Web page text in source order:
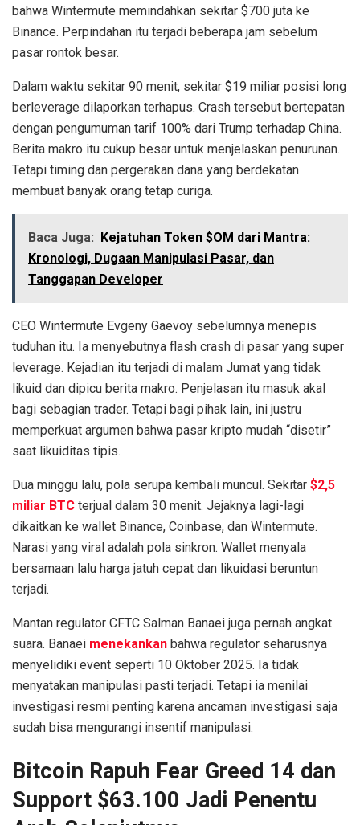
bahwa Wintermute memindahkan sekitar $700 juta ke
Binance. Perpindahan itu terjadi beberapa jam sebelum
pasar rontok besar.
Dalam waktu sekitar 90 menit, sekitar $19 miliar posisi long
berleverage dilaporkan terhapus. Crash tersebut bertepatan
dengan pengumuman tarif 100% dari Trump terhadap China.
Berita makro itu cukup besar untuk menjelaskan penurunan.
Tetapi timing dan pergerakan dana yang berdekatan
membuat banyak orang tetap curiga.
Baca Juga:
Kejatuhan Token $OM dari Mantra:
Kronologi, Dugaan Manipulasi Pasar, dan
Tanggapan Developer
CEO Wintermute Evgeny Gaevoy sebelumnya menepis
tuduhan itu. Ia menyebutnya flash crash di pasar yang super
leverage. Kejadian itu terjadi di malam Jumat yang tidak
likuid dan dipicu berita makro. Penjelasan itu masuk akal
bagi sebagian trader. Tetapi bagi pihak lain, ini justru
memperkuat argumen bahwa pasar kripto mudah “disetir”
saat likuiditas tipis.
Dua minggu lalu, pola serupa kembali muncul. Sekitar $2,5
miliar BTC terjual dalam 30 menit. Jejaknya lagi-lagi
dikaitkan ke wallet Binance, Coinbase, dan Wintermute.
Narasi yang viral adalah pola sinkron. Wallet menyala
bersamaan lalu harga jatuh cepat dan likuidasi beruntun
terjadi.
Mantan regulator CFTC Salman Banaei juga pernah angkat
suara. Banaei menekankan bahwa regulator seharusnya
menyelidiki event seperti 10 Oktober 2025. Ia tidak
menyatakan manipulasi pasti terjadi. Tetapi ia menilai
investigasi resmi penting karena ancaman investigasi saja
sudah bisa mengurangi insentif manipulasi.
Bitcoin Rapuh Fear Greed 14 dan
Support $63.100 Jadi Penentu